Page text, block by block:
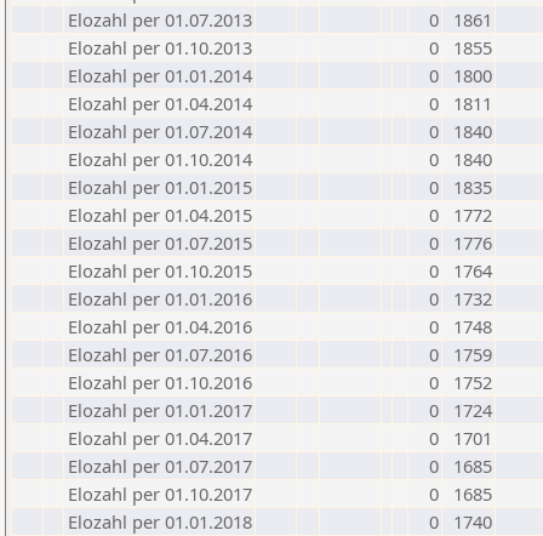
Elozahl per 01.07.2013
0
1861
Elozahl per 01.10.2013
0
1855
Elozahl per 01.01.2014
0
1800
Elozahl per 01.04.2014
0
1811
Elozahl per 01.07.2014
0
1840
Elozahl per 01.10.2014
0
1840
Elozahl per 01.01.2015
0
1835
Elozahl per 01.04.2015
0
1772
Elozahl per 01.07.2015
0
1776
Elozahl per 01.10.2015
0
1764
Elozahl per 01.01.2016
0
1732
Elozahl per 01.04.2016
0
1748
Elozahl per 01.07.2016
0
1759
Elozahl per 01.10.2016
0
1752
Elozahl per 01.01.2017
0
1724
Elozahl per 01.04.2017
0
1701
Elozahl per 01.07.2017
0
1685
Elozahl per 01.10.2017
0
1685
Elozahl per 01.01.2018
0
1740